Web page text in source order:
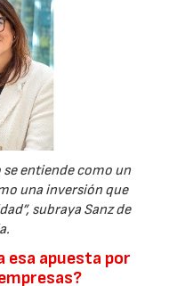
se entiende como un
una inversión que
subraya Sanz de
esa apuesta por